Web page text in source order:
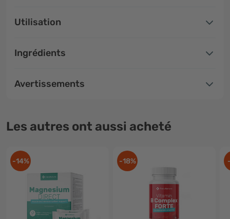
Utilisation
Ingrédients
Avertissements
Les autres ont aussi acheté
-14% -18%